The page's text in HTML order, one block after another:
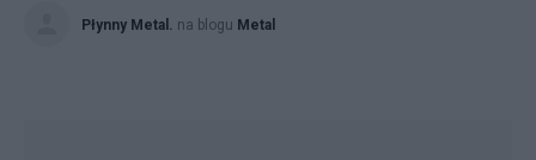
Płynny Metal. na blogu Metal